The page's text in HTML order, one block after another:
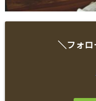
＼フォ